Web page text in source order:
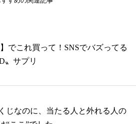
】でこれ買って！SNSでバズってる
〟サプリ
じなのに、当たる人と外れる人の